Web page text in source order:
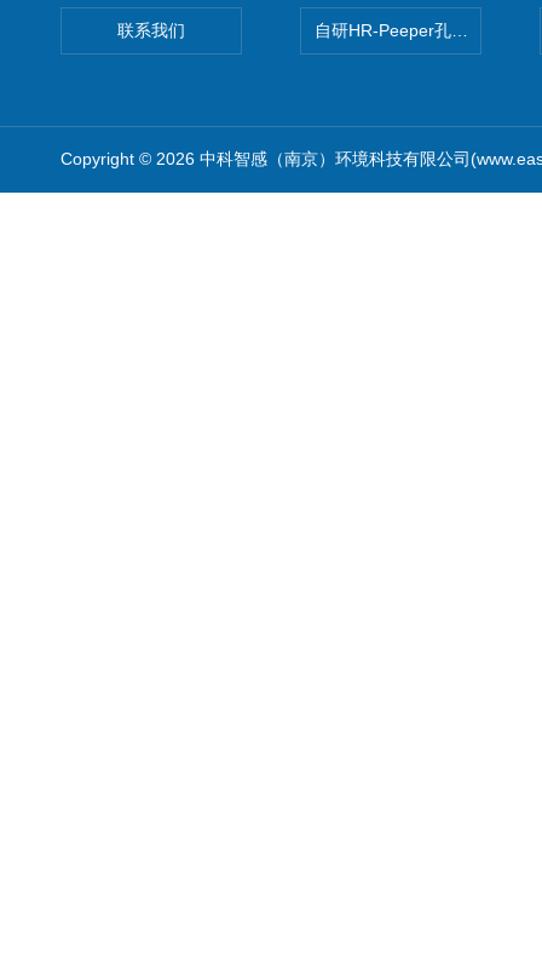
联系我们 自研HR-Peeper孔隙水采样器
Copyright © 2026 中科智感（南京）环境科技有限公司